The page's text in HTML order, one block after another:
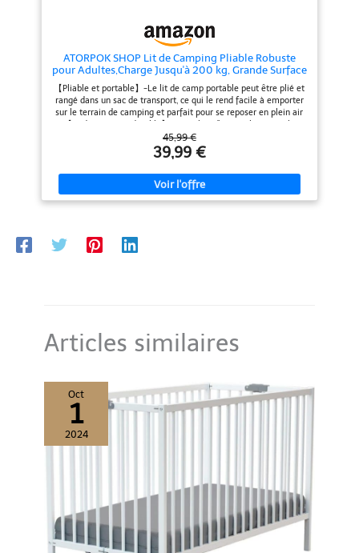
ATORPOK SHOP Lit de Camping Pliable Robuste
pour Adultes,Charge Jusqu'à 200 kg, Grande Surface
de Couchage 190 x 68 cm，Pêche Extérieur Jardin
Intérieur
【Pliable et portable】-Le lit de camp portable peut être plié et
rangé dans un sac de transport, ce qui le rend facile à emporter
sur le terrain de camping et parfait pour se reposer en plein air
structure en X du lit de voyage garantissent la sécurité et la
stabilité. Il peut supporter jusqu'à 200 kg, ce qui est suffisant
pour un adulte robuste 【Tissu solide】-Le matériau doux et
respirant est constitué de polyester 600D double couche, super
résistant, résistant à l'eau et imperméable， facile à
nettoyer.bonne expérience pour réduire la douleur de votre dos
parfait pour les activités de plein air telles que le camping, la
45,99 €
39,99 €
Articles similaires
Oct
1
2024